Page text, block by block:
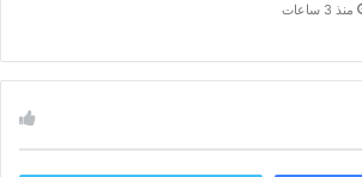
منذ 3 ساعات